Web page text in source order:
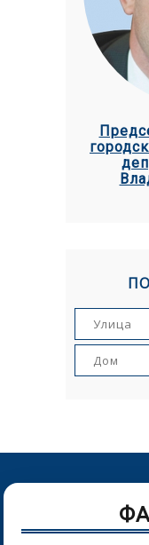
© Орловский
Пролетарская